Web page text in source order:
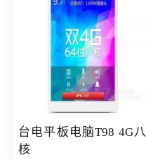
台电平板电脑T98 4G八
核